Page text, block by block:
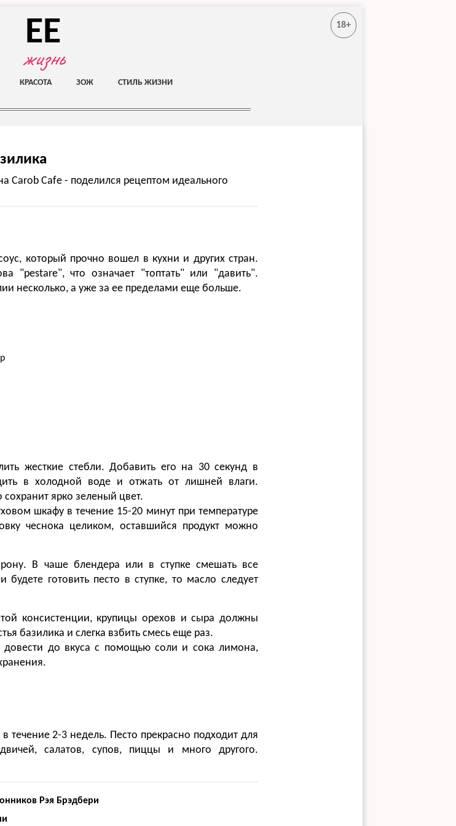
EE
жизнь
18+
КРАСОТА ЗОЖ СТИЛЬ ЖИЗНИ
Carob Cafe - поделился рецептом идеального
который прочно вошел в кухни и других стран.
"pestare", что означает "топтать" или "давить".
несколько, а уже за ее пределами еще больше.
жесткие стебли.Добавить его на 30 секунд в
в холодной воде и отжать от лишней влаги.
сохранит ярко зеленый цвет.
шкафу в течение 15-20 минут при температуре
чеснока целиком, оставшийся продукт можно
В чаше блендера или в ступке смешать все
готовить песто в ступке, то масло следует
консистенции, крупицы орехов и сыра должны
базилика и слегка взбить смесь еще раз.
довести до вкуса с помощью соли и сока лимона,
течение 2-3 недель. Песто прекрасно подходит для
салатов, супов, пиццы и много другого.
Рэя Брэдбери